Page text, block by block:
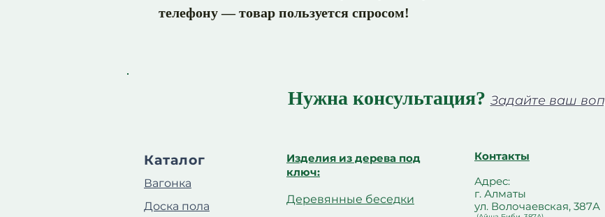
телефону — товар пользуется спросом!
Нужна консультация? Задайте ваш
Каталог
Вагонка
Доска пола
Изделия из дерева под
ключ:
Деревянные беседки
Контакты
Адрес:
г. Алматы
ул. Волочаевская, 387А